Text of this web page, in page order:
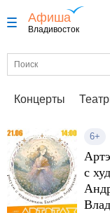
Афиша
Владивосток
Концерты
6+
с